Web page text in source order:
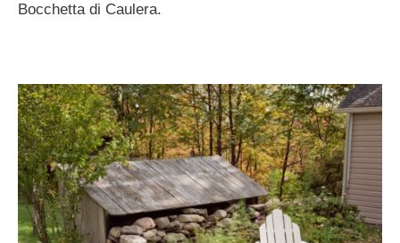
Bocchetta di Caulera.